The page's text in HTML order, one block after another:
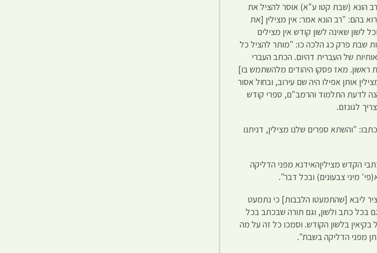
הונא (שבת קטו ע"א) אוסר להציל את
בהם: "רב הונא אמר: אין מצילין [את
שאינה לשון קודש אין מצילים
שבת פרק כג הלכה כו: "מותר להציל כל
של העברית דהיום. הכתב העברי
ראשון. מאז פסקו היהודים מלהשתמש בו]
אותן אפילו היה שם עירוב, ובחול אסור
לדעת התלמוד והרמב"ם, ספרי קודש
לגונזם.
"והשתא ספרים שלנו מצילין, דניתנו
הקדש מציליןהאידנא מפני הדליקה
מיני צבעונים) ובכל דבר".
ליבא [שהתמעטו הלבבות] כי נתמעט
בכל כתב ולשון, וגם תורה שבכתב בכל
בקיאין בלשון הקודש. וסמכו כל זה על מה
מפני הדליקה בשבת".